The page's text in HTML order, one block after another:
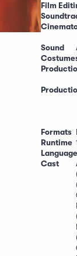
Film
Sound
Formats
Runtime
Language
Cast